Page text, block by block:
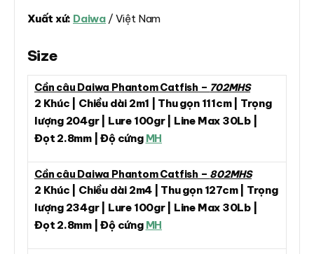
Xuất xứ: Daiwa / Việt Nam
Size
Cần câu Daiwa Phantom Catfish – 702MHS
2 Khúc | Chiều dài 2m1 | Thu gọn 111cm | Trọng
lượng 204gr | Lure 100gr | Line Max 30Lb |
Đọt 2.8mm | Độ cứng MH
Cần câu Daiwa Phantom Catfish – 802MHS
2 Khúc | Chiều dài 2m4 | Thu gọn 127cm | Trọng
lượng 234gr | Lure 100gr | Line Max 30Lb |
Đọt 2.8mm | Độ cứng MH